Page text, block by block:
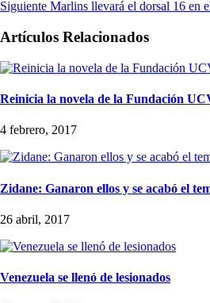
Siguiente Marlins llevará el dorsal 16 en
Artículos Relacionados
Reinicia la novela de la Fundación
4 febrero, 2017
Zidane: Ganaron ellos y se acabó el
26 abril, 2017
Venezuela se llenó de lesionados